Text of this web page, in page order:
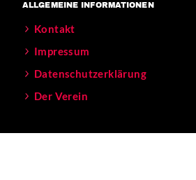
ALLGEMEINE INFORMATIONEN
Kontakt
Impressum
Datenschutzerklärung
Der Verein